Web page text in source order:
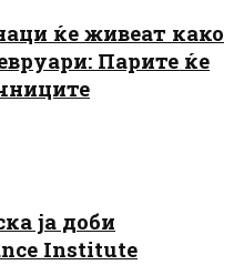
ќе живеат како
Парите ќе
ја доби
Institute